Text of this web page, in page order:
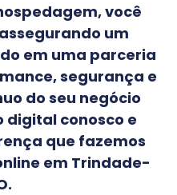
você
um
em uma parceria
segurança e
do seu negócio
digital conosco e
que fazemos
em Trindade-
.